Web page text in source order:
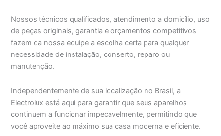
Nossos técnicos qualificados, atendimento a domicílio, uso
de peças originais, garantia e orçamentos competitivos
fazem da nossa equipe a escolha certa para qualquer
necessidade de instalação, conserto, reparo ou
manutenção.
Independentemente de sua localização no Brasil, a
Electrolux está aqui para garantir que seus aparelhos
continuem a funcionar impecavelmente, permitindo que
você aproveite ao máximo sua casa moderna e eficiente.